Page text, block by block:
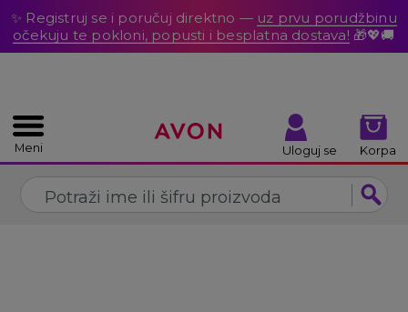
✨ Registruj se i poručuj direktno — uz prvu porudžbinu
očekuju te pokloni, popusti i besplatna dostava! 🎁💖🚚
Meni Uloguj se Korpa
ZATVORI